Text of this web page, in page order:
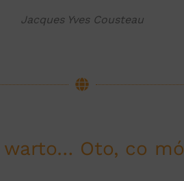
Jacques Yves Cousteau
Oto, co